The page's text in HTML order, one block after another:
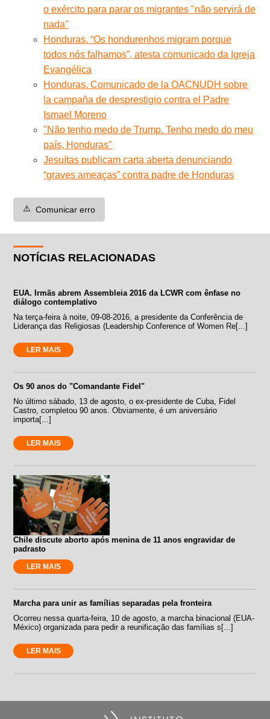
o exército para parar os migrantes "não servirá de
nada"
Honduras. “Os hondurenhos migram porque
todos nós falhamos”, atesta comunicado da Igreja
Evangélica
Honduras. Comunicado de la OACNUDH sobre
la campaña de desprestigio contra el Padre
Ismael Moreno
"Não tenho medo de Trump. Tenho medo do meu
país, Honduras"
Jesuítas publicam carta aberta denunciando
“graves ameaças” contra padre de Honduras
⚠️ Comunicar erro
NOTÍCIAS RELACIONADAS
EUA. Irmãs abrem Assembleia 2016 da LCWR com ênfase no
diálogo contemplativo
Na terça-feira à noite, 09-08-2016, a presidente da Conferência de
Liderança das Religiosas (Leadership Conference of Women Re[...]
LER MAIS
Os 90 anos do "Comandante Fidel"
No último sábado, 13 de agosto, o ex-presidente de Cuba, Fidel
Castro, completou 90 anos. Obviamente, é um aniversário
importa[...]
LER MAIS
Chile discute aborto após menina de 11 anos engravidar de
padrasto
LER MAIS
Marcha para unir as famílias separadas pela fronteira
Ocorreu nessa quarta-feira, 10 de agosto, a marcha binacional (EUA-
México) organizada para pedir a reunificação das famílias s[...]
LER MAIS